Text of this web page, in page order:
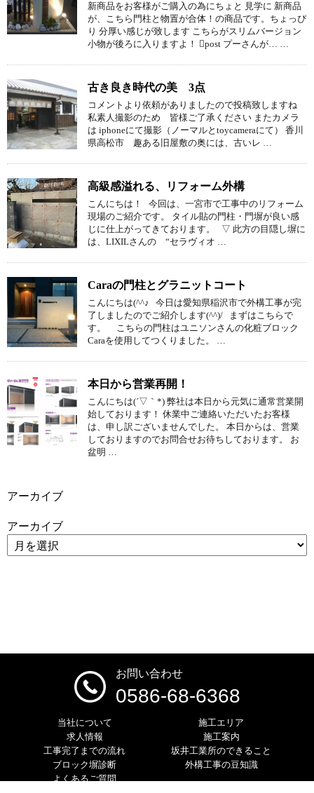
新商品をお客様がご購入の為にちょと 見学に 新商品
が、こちら門柱と物置が合体！の商品です。ちょっぴ
り 分厚い感じが致します こちらがスリムバージョン
小物が後ろに入りますよ！ post プーさんが… …
古き良き時代の美 3点
コメントより依頼がありましたので投稿致しますね
私素人撮影のため 皆様ご了承ください またカメラ
は iphoneにて撮影（ノーマルとtoycameraにて） 香川
県高松市 趣ある旧屋敷の奥には、古いレ …
高級感溢れる、リフォーム外構
こんにちは！ 今回は、一宮市で工事中のリフォーム
現場のご紹介です。 タイル貼の門柱・門塀が良い感
じに仕上がってきております。 ▽ 此方の目隠し塀に
は、LIXILさんの “セラヴィオ …
Caraの門柱とグラニットコート
こんにちは(^^♪ 今日は愛知県稲沢市で外構工事が完
了しましたのでご紹介します(^^)/ まずはこちらで
す。 こちらの門柱はユニソンさんの化粧ブロック
Caraを使用してつくりました。 …
本日から営業再開！
こんにちは(´▽｀*) 弊社は本日から元気に通常営業開
始しております！ 休業中ご連絡いただいたお客様
は、申し訳ございませんでした。 本日からは、営業
しておりますのでお問合せお待ちしております。 お
盆明 …
アーカイブ
アーカイブ
お問い合わせ
0586-68-6368
当社について
施工エリア
求人情報
施工案内
工事完了までの流れ
坂井工業所のできること
ブロック塀診断
外構工事の豆知識
よくあるご質問